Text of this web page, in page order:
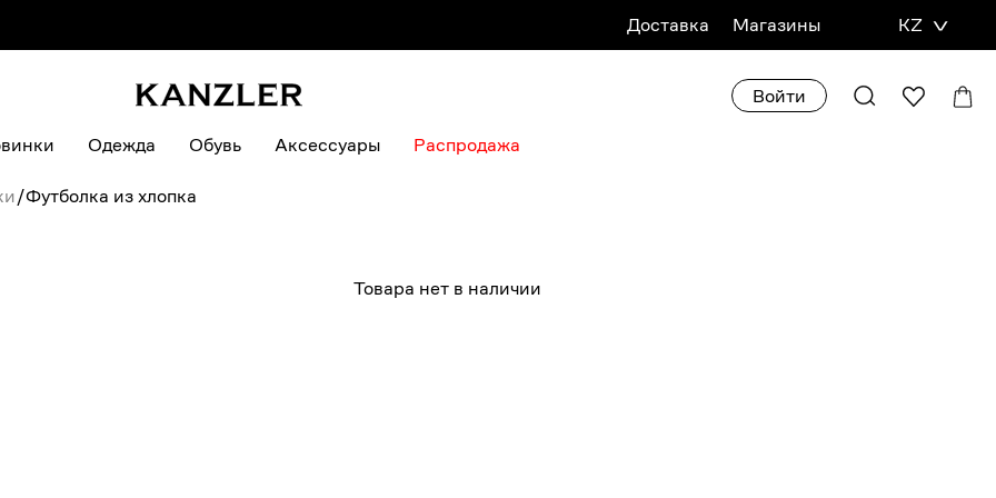
Доставка Магазины KZ
Войти
Одежда Обувь Аксессуары Распродажа
/Футболка из хлопка
Товара нет в наличии